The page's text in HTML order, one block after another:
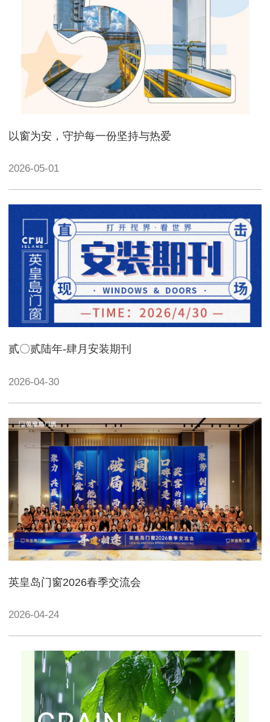
以窗为安，守护每一份坚持与热爱
2026-05-01
贰〇贰陆年-肆月安装期刊
2026-04-30
英皇岛门窗2026春季交流会
2026-04-24